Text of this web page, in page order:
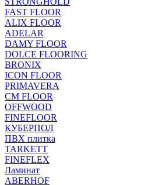
FAST FLOOR
ALIX FLOOR
ADELAR
DAMY FLOOR
DOLCE FLOORING
BRONIX
ICON FLOOR
PRIMAVERA
CM FLOOR
OFFWOOD
FINEFLOOR
КУБЕРПОЛ
ПВХ плитка
TARKETT
FINEFLEX
Ламинат
ABERHOF